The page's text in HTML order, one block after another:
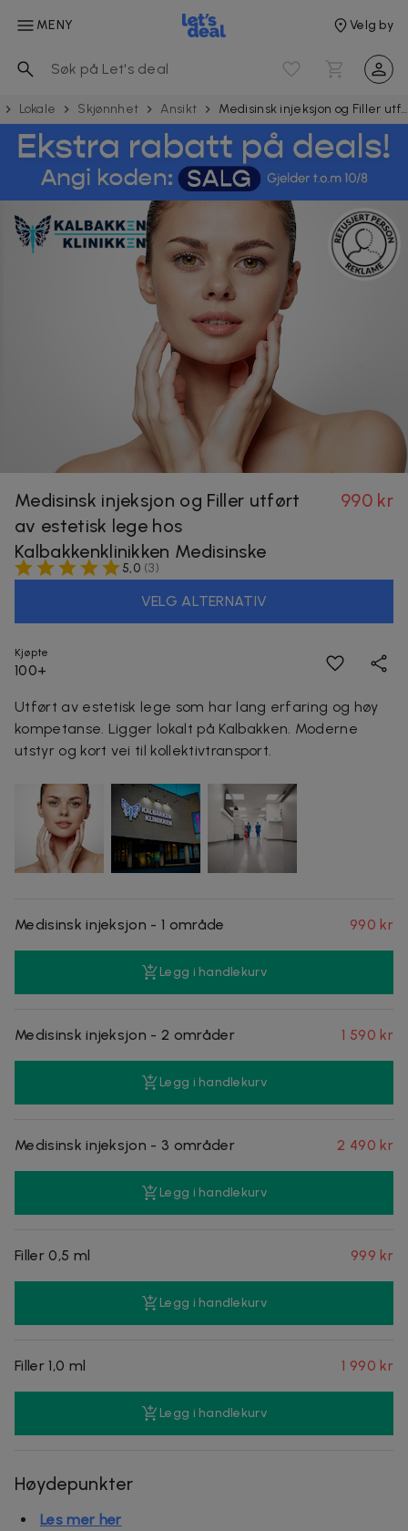
MENY Velg by
Lokale Skjønnhet Ansikt Medisinsk injeksjon og Filler utført av estetisk lege hos Kalbakkenklinikken Medisinske
Medisinsk injeksjon og Filler utført
av estetisk lege hos
Kalbakkenklinikken Medisinske
990 kr
5,0 (3)
VELG ALTERNATIV
Kjøpte
100+
Utført av estetisk lege som har lang erfaring og høy
kompetanse. Ligger lokalt på Kalbakken. Moderne
utstyr og kort vei til kollektivtransport.
Medisinsk injeksjon - 1 område 990 kr
Legg i handlekurv
Medisinsk injeksjon - 2 områder 1 590 kr
Legg i handlekurv
Medisinsk injeksjon - 3 områder 2 490 kr
Legg i handlekurv
Filler 0,5 ml 999 kr
Legg i handlekurv
Filler 1,0 ml 1 990 kr
Legg i handlekurv
Høydepunkter
Les mer her